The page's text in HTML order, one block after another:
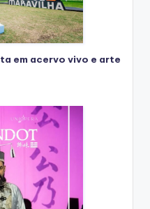
em acervo vivo e arte